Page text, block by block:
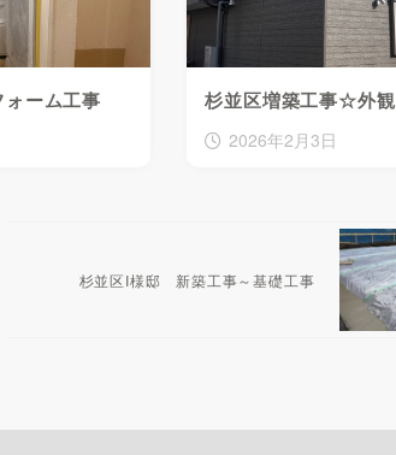
ーム工事 杉並区増築工事☆外観
2026年2月3日
杉並区I様邸 新築工事～基礎工事